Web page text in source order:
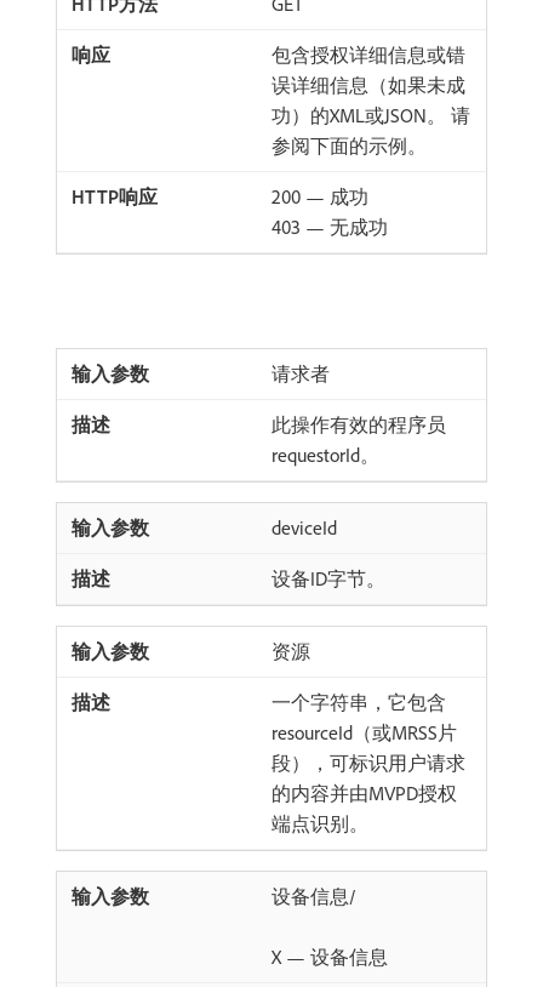
包含授权详细信息或错
误详细信息（如果未成
功）的XML或JSON。 请
参阅下面的示例。
200 — 成功
403 — 无成功
请求者
此操作有效的程序员
requestorId。
deviceId
设备ID字节。
资源
一个字符串，它包含
resourceId（或MRSS片
段），可标识用户请求
的内容并由MVPD授权
端点识别。
设备信息/
X — 设备信息